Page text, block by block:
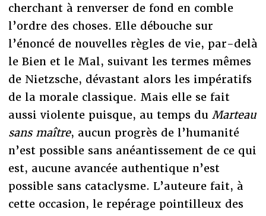
cherchant à renverser de fond en comble
l’ordre des choses. Elle débouche sur
l’énoncé de nouvelles règles de vie, par-delà
le Bien et le Mal, suivant les termes mêmes
de Nietzsche, dévastant alors les impératifs
de la morale classique. Mais elle se fait
aussi violente puisque, au temps du Marteau
sans maître, aucun progrès de l’humanité
n’est possible sans anéantissement de ce qui
est, aucune avancée authentique n’est
possible sans cataclysme. L’auteure fait, à
cette occasion, le repérage pointilleux des